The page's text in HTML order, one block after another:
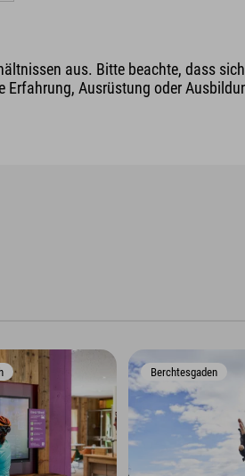
aus. Bitte beachte, dass
Ausrüstung oder
Berchtesgaden